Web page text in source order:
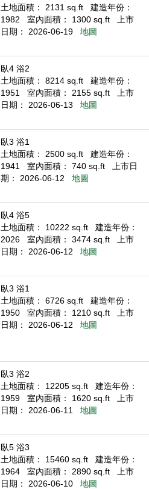
土地面積： 2131 sq.ft
建造年份：
1982
室內面積： 1300 sq.ft
上市
日期： 2026-06-19
地圖
臥4 浴2
土地面積： 8214 sq.ft
建造年份：
1951
室內面積： 2155 sq.ft
上市
日期： 2026-06-13
地圖
臥3 浴1
土地面積： 2500 sq.ft
建造年份：
1941
室內面積： 740 sq.ft
上市日
期： 2026-06-12
地圖
臥4 浴5
土地面積： 10222 sq.ft
建造年份：
2026
室內面積： 3474 sq.ft
上市
日期： 2026-06-12
地圖
臥3 浴1
土地面積： 6726 sq.ft
建造年份：
1950
室內面積： 1210 sq.ft
上市
日期： 2026-06-12
地圖
臥3 浴2
土地面積： 12205 sq.ft
建造年份：
1959
室內面積： 1620 sq.ft
上市
日期： 2026-06-11
地圖
臥5 浴3
土地面積： 15460 sq.ft
建造年份：
1964
室內面積： 2890 sq.ft
上市
日期： 2026-06-10
地圖